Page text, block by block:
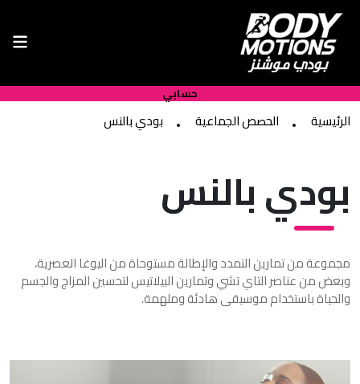
حسابي
الرئيسية الحصص الجماعية بودي بالنس
بودي بالنس
مجموعة من تمارين التمدد والإطالة مستوحاة من اليوغا العصرية،
وبعض من عناصر التاي تشي وتمارين البيلاتيس لتحسين المزاج والجسم
والحياة باستخدام موسيقى هادئة وملهمة.